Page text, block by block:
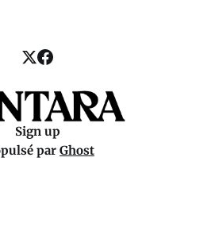
Sign up
par Ghost